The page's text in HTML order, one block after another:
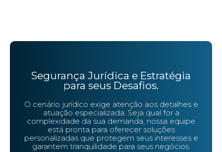
Segurança Jurídica e Estratégia
para seus Desafios.
O cenário jurídico exige atenção aos detalhes e
atuação especializada. Seja qual for a
complexidade da sua demanda, nossa equipe
está pronta para oferecer soluções
personalizadas que protegem seus interesses e
garantem tranquilidade para seus negócios.